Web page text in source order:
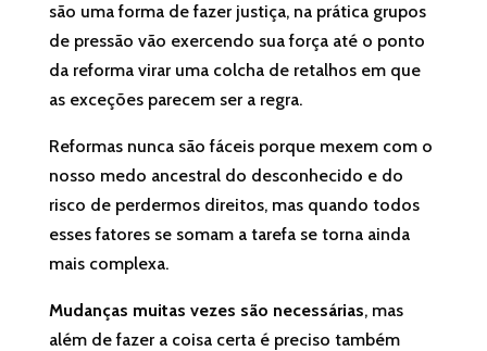
são uma forma de fazer justiça, na prática grupos
de pressão vão exercendo sua força até o ponto
da reforma virar uma colcha de retalhos em que
as exceções parecem ser a regra.
Reformas nunca são fáceis porque mexem com o
nosso medo ancestral do desconhecido e do
risco de perdermos direitos, mas quando todos
esses fatores se somam a tarefa se torna ainda
mais complexa.
Mudanças muitas vezes são necessárias, mas
além de fazer a coisa certa é preciso também